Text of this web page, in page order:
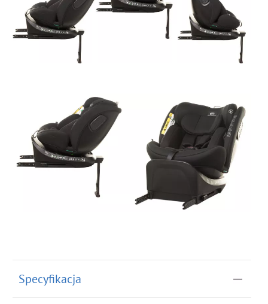
Specyfikacja